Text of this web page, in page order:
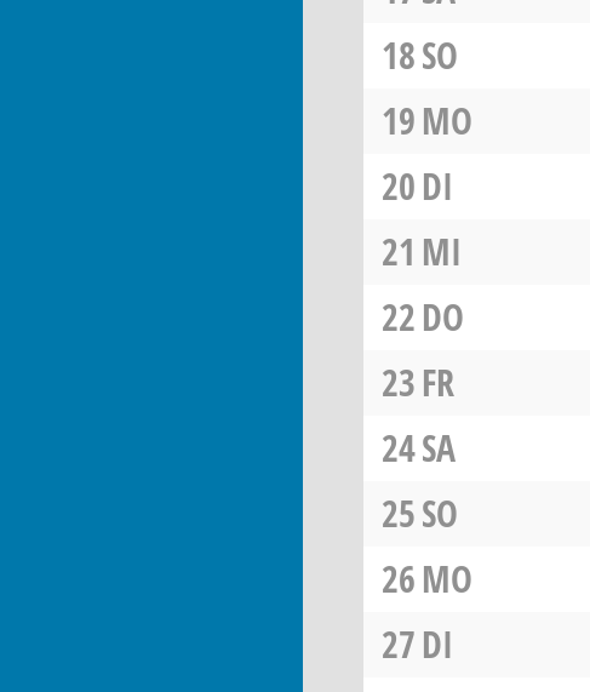
18SO
19MO
20DI
21 MI
22DO
23FR
24SA
25SO
26MO
27DI